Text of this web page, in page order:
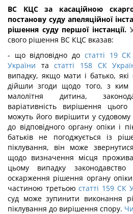
ВС КЦС за касаційною
постанову суду апеляційної
рішення суду першої інстанції.
свого рішення ВС КЦС вказав:
- що відповідно до статті 19
України тастатті 158 СК
випадку, якщо мати і батько,
дійшли згоди щодо того, з ким
малолітня дитина,
варіативність вирішення
можуть його вирішити у
до відповідного органу опіки і
батьків не погоджується із
піклування, він може
щодо визначення місця
цьому випадку
оскарження рішення органу
частиною третьоюстатті 159 СК
суд може зупинити виконання
піклування до вирішення спору.